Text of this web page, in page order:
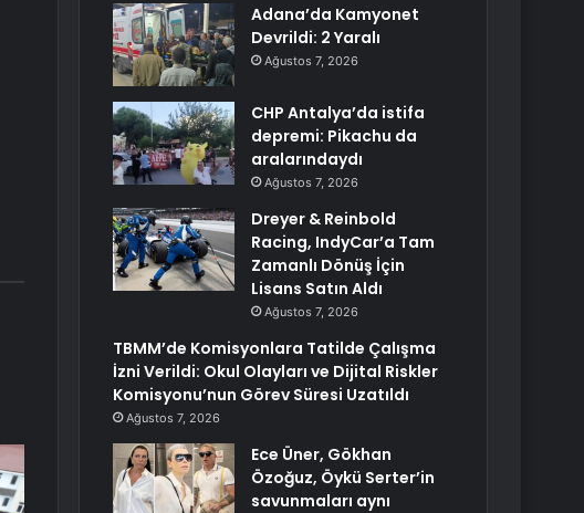
Adana’da Kamyonet
Devrildi: 2 Yaralı
Ağustos 7, 2026
CHP Antalya’da istifa
depremi: Pikachu da
aralarındaydı
Ağustos 7, 2026
Dreyer & Reinbold
Racing, IndyCar’a Tam
Zamanlı Dönüş İçin
Lisans Satın Aldı
Ağustos 7, 2026
TBMM’de Komisyonlara Tatilde Çalışma
İzni Verildi: Okul Olayları ve Dijital Riskler
Komisyonu’nun Görev Süresi Uzatıldı
Ağustos 7, 2026
Ece Üner, Gökhan
Özoğuz, Öykü Serter’in
savunmaları aynı